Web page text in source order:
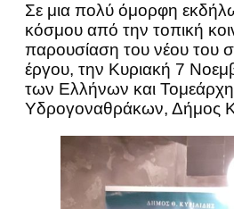
Σε μια πολύ όμορφη
κόσμου από την τοπική
παρουσίαση του νέου του
έργου, την Κυριακή 7
των Ελλήνων και
Υδρογοναθράκων, Δήμος